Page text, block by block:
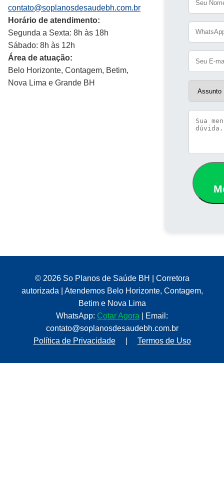
contato@soplanosdesaudebh.com.br
Horário de atendimento:
Segunda a Sexta: 8h às 18h
Sábado: 8h às 12h
Área de atuação:
Belo Horizonte, Contagem, Betim,
Nova Lima e Grande BH
© 2026 So Planos de Saúde BH | Corretora
autorizada | Atendemos Belo Horizonte, Contagem,
Betim e Nova Lima
WhatsApp: Cotar Agora | Email:
contato@soplanosdesaudebh.com.br
Política de Privacidade
Termos de Uso